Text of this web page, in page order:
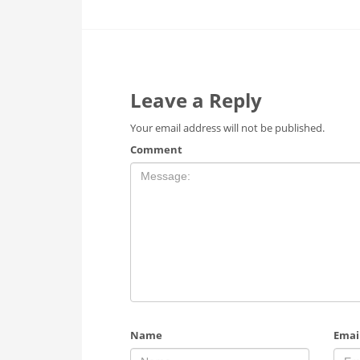
Leave a Reply
Your email address will not be published.
Comment
Name